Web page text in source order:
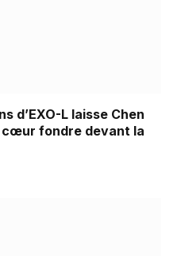
d’EXO-L laisse Chen
cœur fondre devant la